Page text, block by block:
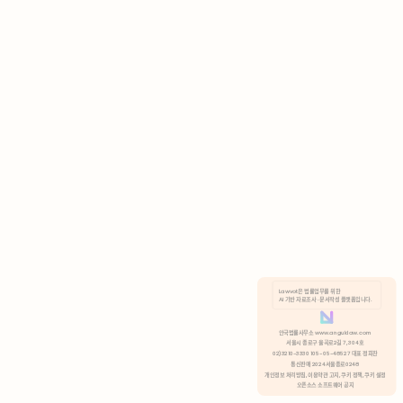
분석 쿠키 허용
Lawvot은 법률업무를 위한
AI 기반 자료조사 · 문서작성 플랫폼입니다.
안국법률사무소 www.anguklaw.com
서울시 종로구 율곡로2길 7, 304호
02)3210-3330 105-05-48527 대표 정희찬
통신판매 2024서울종로0248
개인정보 처리방침, 이용약관 고지, 쿠키 정책, 쿠키 설정
오픈소스 소프트웨어 공지